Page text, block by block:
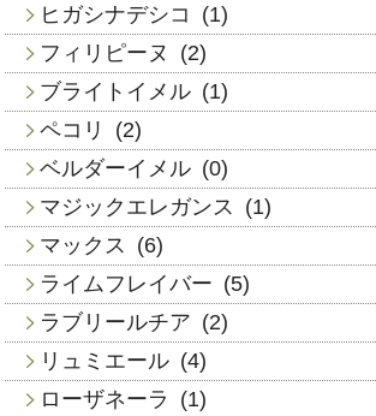
ヒガシナデシコ
(1)
フィリピーヌ
(2)
ブライトイメル (1)
ペコリ
(2)
ベルダーイメル (0)
マジックエレガンス
(1)
マックス
(6)
ライムフレイバー (5)
ラブリールチア (2)
リュミエール (4)
ローザネーラ
(1)